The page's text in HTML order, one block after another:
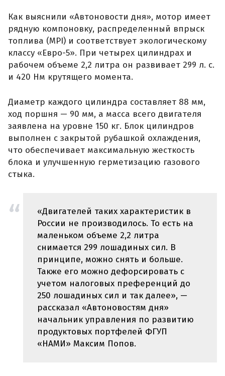
Как выяснили «Автоновости дня», мотор имеет
рядную компоновку, распределенный впрыск
топлива (MPI) и соответствует экологическому
классу «Евро-5». При четырех цилиндрах и
рабочем объеме 2,2 литра он развивает 299 л. с.
и 420 Нм крутящего момента.
Диаметр каждого цилиндра составляет 88 мм,
ход поршня — 90 мм, а масса всего двигателя
заявлена на уровне 150 кг. Блок цилиндров
выполнен с закрытой рубашкой охлаждения,
что обеспечивает максимальную жесткость
блока и улучшенную герметизацию газового
стыка.
«Двигателей таких характеристик в
России не производилось. То есть на
маленьком объеме 2,2 литра
снимается 299 лошадиных сил. В
принципе, можно снять и больше.
Также его можно дефорсировать с
учетом налоговых преференций до
250 лошадиных сил и так далее», —
рассказал «Автоновостям дня»
начальник управления по развитию
продуктовых портфелей ФГУП
«НАМИ» Максим Попов.